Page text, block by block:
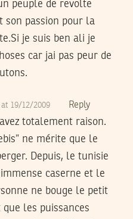
peuple de revolte
son passion pour la
je suis ben ali je
car jai pas peur de
19/12/2009 Reply
totalement raison.
ne mérite que le
Depuis, le tunisie
caserne et le
ne bouge le petit
les puissances